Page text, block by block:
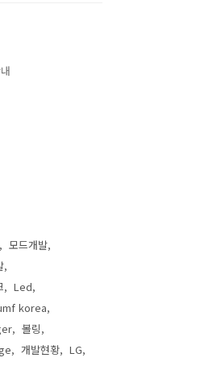
모드개발
Led
korea
볼링
개발현황
LG